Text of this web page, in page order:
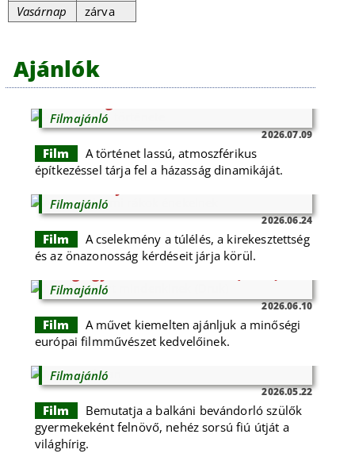
Vasárnap
zárva
Ajánlók
Filmajánló
2026.07.09
Film
A történet lassú, atmoszférikus
építkezéssel tárja fel a házasság dinamikáját.
Filmajánló
2026.06.24
Film
A cselekmény a túlélés, a kirekesztettség
és az önazonosság kérdéseit járja körül.
Filmajánló
2026.06.10
Film
A művet kiemelten ajánljuk a minőségi
európai filmművészet kedvelőinek.
Filmajánló
2026.05.22
Film
Bemutatja a balkáni bevándorló szülők
gyermekeként felnövő, nehéz sorsú fiú útját a
világhírig.